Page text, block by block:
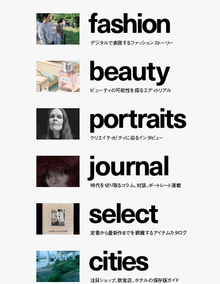
fashion
デジタルで表現するファッションストーリー
beauty
ビューティの可能性を探るエディトリアル
portraits
クリエイティビティに迫るインタビュー
journal
時代を切り取るコラム、対談、ポートレート連載
select
定番から最新作までを網羅するアイテムカタログ
cities
注目ショップ、飲食店、ホテルの保存版ガイド